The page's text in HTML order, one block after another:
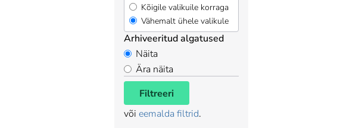
Kõigile valikuile korraga
Vähemalt ühele valikule
Arhiveeritud algatused
Näita
Ära näita
Filtreeri
või eemalda filtrid.